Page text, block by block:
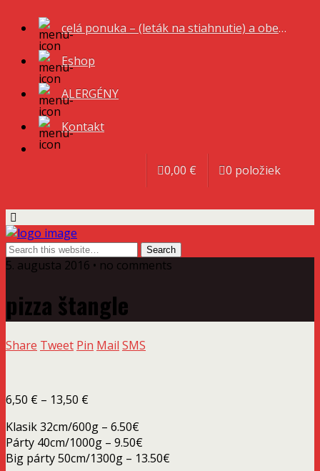
celá ponuka – (leták na stiahnutie) a obedové menu
Eshop
ALERGÉNY
Kontakt
0 položiek
0,00 €
5. augusta 2016 • no comments
pizza štangle
Share Tweet Pin Mail SMS
6,50 € – 13,50 €
6,50 €
through
13,50 €
Klasik 32cm/600g – 6.50€
Párty 40cm/1000g – 9.50€
Big párty 50cm/1300g – 13.50€